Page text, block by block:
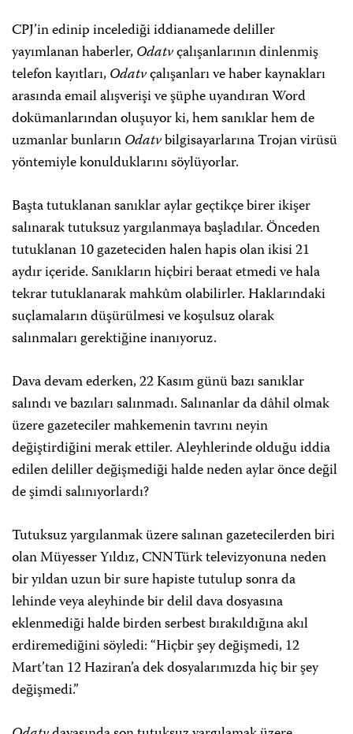
CPJ’in edinip incelediği iddianamede deliller
yayımlanan haberler,Odatvçalışanlarının dinlenmiş
telefon kayıtları,Odatvçalışanları ve haber kaynakları
arasında email alışverişi ve şüphe uyandıran Word
dokümanlarından oluşuyor ki, hem sanıklar hem de
uzmanlar bunlarınOdatvbilgisayarlarına Trojan virüsü
yöntemiyle konulduklarını söylüyorlar.
Başta tutuklanan sanıklar aylar geçtikçe birer ikişer
salınarak tutuksuz yargılanmaya başladılar. Önceden
tutuklanan 10 gazeteciden halen hapis olan ikisi 21
aydır içeride. Sanıkların hiçbiri beraat etmedi ve hala
tekrar tutuklanarak mahkûm olabilirler. Haklarındaki
suçlamaların düşürülmesi ve koşulsuz olarak
salınmaları gerektiğine inanıyoruz.
Dava devam ederken, 22 Kasım günü bazı sanıklar
salındı ve bazıları salınmadı. Salınanlar da dâhil olmak
üzere gazeteciler mahkemenin tavrını neyin
değiştirdiğini merak ettiler. Aleyhlerinde olduğu iddia
edilen deliller değişmediği halde neden aylar önce değil
de şimdi salınıyorlardı?
Tutuksuz yargılanmak üzere salınan gazetecilerden biri
olan Müyesser Yıldız, CNNTürk televizyonuna neden
bir yıldan uzun bir sure hapiste tutulup sonra da
lehinde veya aleyhinde bir delil dava dosyasına
eklenmediği halde birden serbest bırakıldığına akıl
erdiremediğini söyledi: “Hiçbir şey değişmedi, 12
Mart’tan 12 Haziran’a dek dosyalarımızda hiç bir şey
değişmedi.”